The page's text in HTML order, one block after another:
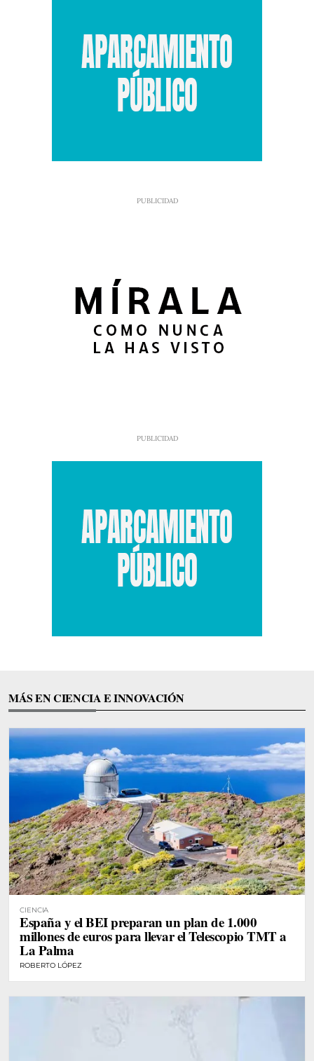
MÁS EN CIENCIA E INNOVACIÓN
CIENCIA
España y el BEI preparan un plan de 1.000
millones de euros para llevar el Telescopio TMT a
La Palma
ROBERTO LÓPEZ